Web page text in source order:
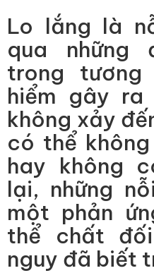
Lo lắng là
qua những
trong
hiểm gây ra
không xảy
có thể
hay không
lại, những
một phản
thể chất
nguy đã biết